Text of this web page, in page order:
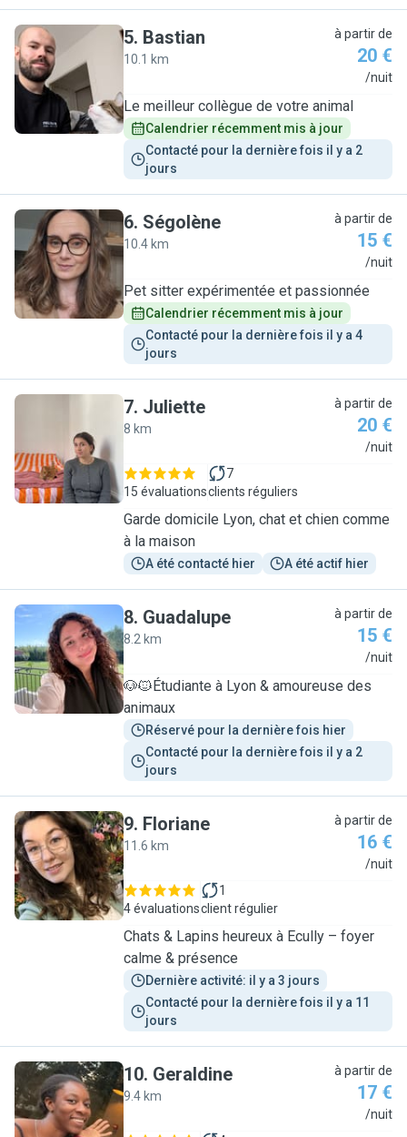
B
5. Bastian
10.1 km
à partir de
20 €
/nuit
Le meilleur collègue de votre animal
Calendrier récemment mis à jour
Contacté pour la dernière fois il y a 2
jours
S
6. Ségolène
10.4 km
à partir de
15 €
/nuit
Pet sitter expérimentée et passionnée
Calendrier récemment mis à jour
Contacté pour la dernière fois il y a 4
jours
J
7. Juliette
8 km
à partir de
20 €
/nuit
15 évaluations
7
clients réguliers
Garde domicile Lyon, chat et chien comme
à la maison
A été contacté hier A été actif hier
G
8. Guadalupe
8.2 km
à partir de
15 €
/nuit
🐶🐱Étudiante à Lyon & amoureuse des
animaux
Réservé pour la dernière fois hier
Contacté pour la dernière fois il y a 2
jours
F
9. Floriane
11.6 km
à partir de
16 €
/nuit
4 évaluations
1
client régulier
Chats & Lapins heureux à Ecully – foyer
calme & présence
Dernière activité: il y a 3 jours
Contacté pour la dernière fois il y a 11
jours
G
10. Geraldine
9.4 km
à partir de
17 €
/nuit